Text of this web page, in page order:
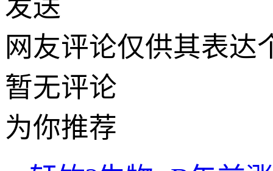
发送
网友评论仅供其表达
暂无评论
为你推荐